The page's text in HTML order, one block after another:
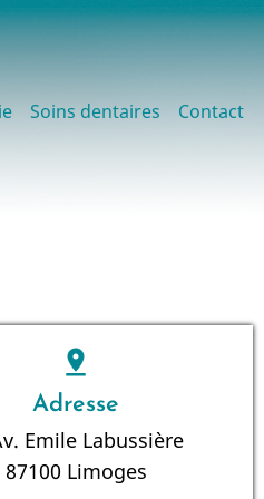
Soins dentaires Contact
pin_drop
Adresse
Emile Labussière
87100 Limoges